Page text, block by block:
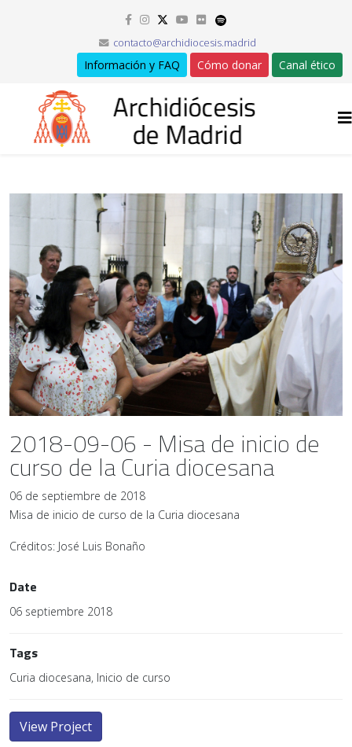
contacto@archidiocesis.madrid
Información y FAQ Cómo donar Canal ético
2018-09-06 - Misa de inicio de
curso de la Curia diocesana
06 de septiembre de 2018
Misa de inicio de curso de la Curia diocesana
Créditos: José Luis Bonaño
Date
06 septiembre 2018
Tags
Curia diocesana, Inicio de curso
View Project